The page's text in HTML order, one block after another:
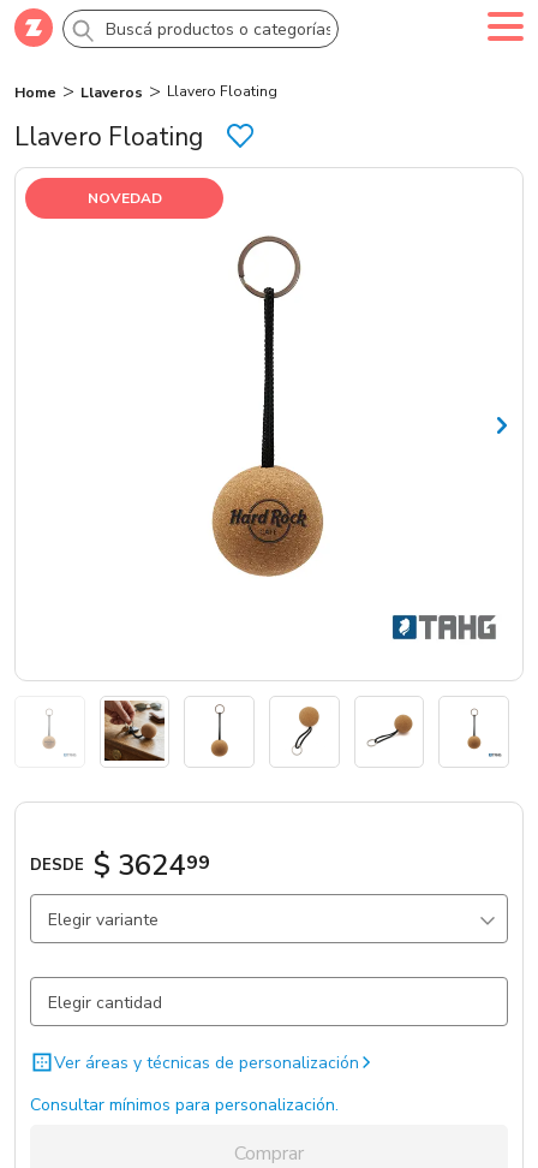
Comprar Creá tu cuenta
Categorías
Sé partner
Llavero Floating
Home Llaveros Llavero Floating
NOVEDAD
DESDE $ 362499
Elegir variante
Natural / Corcho / . 3811 un.
Ver áreas y técnicas de personalización
Consultar mínimos para personalización.
Comprar